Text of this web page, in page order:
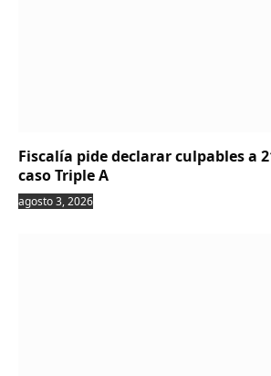
Fiscalía pide declarar culpables a
caso Triple A
agosto 3, 2026